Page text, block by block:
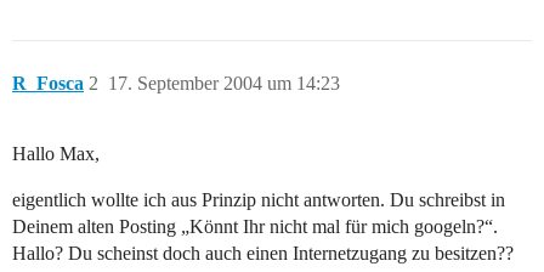
R_Fosca 17. September 2004 um 14:23
2
Hallo Max,
eigentlich wollte ich aus Prinzip nicht antworten. Du schreibst in
Deinem alten Posting „Könnt Ihr nicht mal für mich googeln?“.
Hallo? Du scheinst doch auch einen Internetzugang zu besitzen??